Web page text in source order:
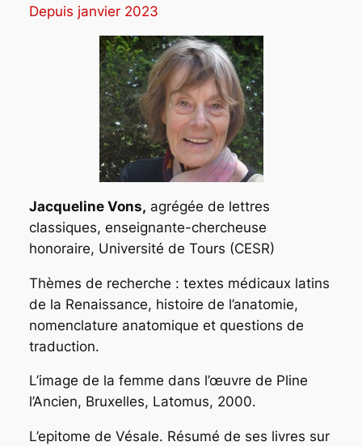
Depuis janvier 2023
Jacqueline Vons, agrégée de lettres
classiques, enseignante-chercheuse
honoraire, Université de Tours (CESR)
Thèmes de recherche : textes médicaux latins
de la Renaissance, histoire de l’anatomie,
nomenclature anatomique et questions de
traduction.
L’image de la femme dans l’œuvre de Pline
l’Ancien, Bruxelles, Latomus, 2000.
L’epitome de Vésale. Résumé de ses livres sur